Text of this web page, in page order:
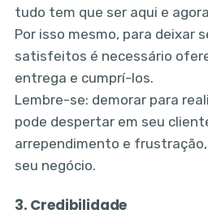
tudo tem que ser aqui e
Por isso mesmo, para deixar
satisfeitos é necessário
entrega e cumprí-los.
Lembre-se: demorar para
pode despertar em seu
arrependimento e
seu negócio.
3. Credibilidade